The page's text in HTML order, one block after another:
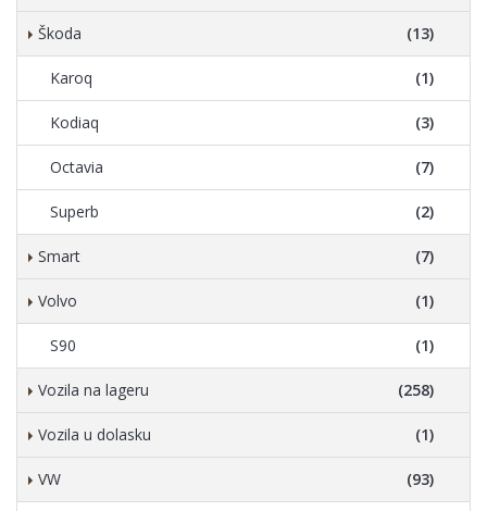
Škoda (13)
Karoq (1)
Kodiaq (3)
Octavia (7)
Superb (2)
Smart (7)
Volvo (1)
S90 (1)
Vozila na lageru (258)
Vozila u dolasku (1)
VW (93)